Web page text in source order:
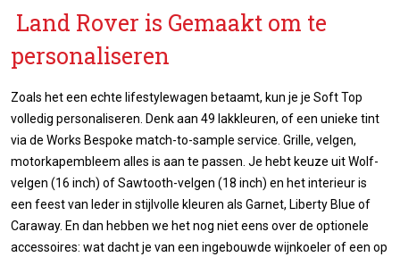
Land Rover is Gemaakt om te
personaliseren
Zoals het een echte lifestylewagen betaamt, kun je je Soft Top
volledig personaliseren. Denk aan 49 lakkleuren, of een unieke tint
via de Works Bespoke match-to-sample service. Grille, velgen,
motorkapembleem alles is aan te passen. Je hebt keuze uit Wolf-
velgen (16 inch) of Sawtooth-velgen (18 inch) en het interieur is
een feest van leder in stijlvolle kleuren als Garnet, Liberty Blue of
Caraway. En dan hebben we het nog niet eens over de optionele
accessoires: wat dacht je van een ingebouwde wijnkoeler of een op